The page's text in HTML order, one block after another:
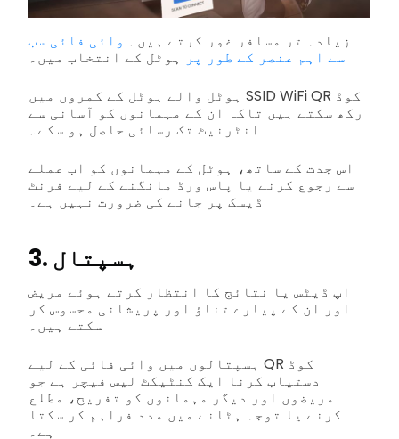
زیادہ تر مسافر غور کرتے ہیں۔ وائی فائی سب
سے اہم عنصر کے طور پر ہوٹل کے انتخاب میں۔
ہوٹل والے ہوٹل کے کمروں میں SSID WiFi QR کوڈ
رکھ سکتے ہیں تاکہ ان کے مہمانوں کو آسانی سے
انٹرنیٹ تک رسائی حاصل ہو سکے۔
اس جدت کے ساتھ، ہوٹل کے مہمانوں کو اب عملے
سے رجوع کرنے یا پاس ورڈ مانگنے کے لیے فرنٹ
ڈیسک پر جانے کی ضرورت نہیں ہے۔
3. ہسپتال
اپ ڈیٹس یا نتائج کا انتظار کرتے ہوئے مریض
اور ان کے پیارے تناؤ اور پریشانی محسوس کر
سکتے ہیں۔
ہسپتالوں میں وائی فائی کے لیے QR کوڈ
دستیاب کرنا ایک کنٹیکٹ لیس فیچر ہے جو
مریضوں اور دیگر مہمانوں کو تفریح، مطلع
کرنے یا توجہ ہٹانے میں مدد فراہم کر سکتا
ہے۔